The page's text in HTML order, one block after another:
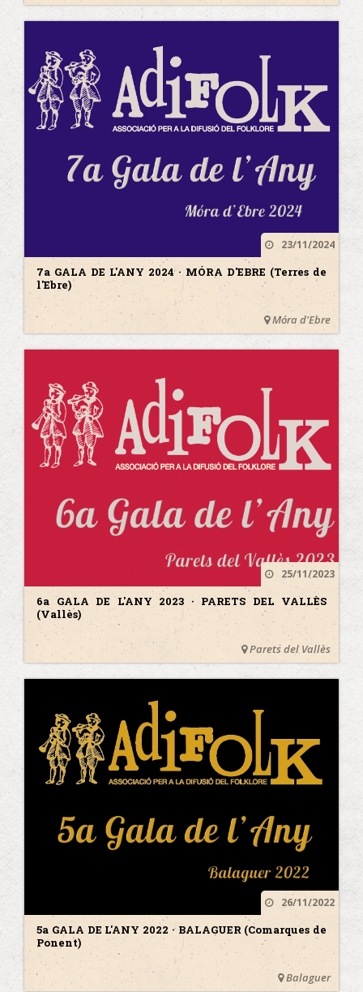
23/11/2024
7a GALA DE L'ANY 2024 · MÓRA D'EBRE (Terres de
l'Ebre)
Móra d'Ebre
25/11/2023
6a GALA DE L'ANY 2023 · PARETS DEL VALLÈS
(Vallès)
Parets del Vallès
26/11/2022
5a GALA DE L'ANY 2022 · BALAGUER (Comarques de
Ponent)
Balaguer